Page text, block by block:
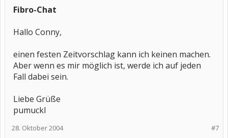
Fibro-Chat
Hallo Conny,
einen festen Zeitvorschlag kann ich keinen machen.
Aber wenn es mir möglich ist, werde ich auf jeden
Fall dabei sein.
Liebe Grüße
pumuckl
#7
28. Oktober 2004